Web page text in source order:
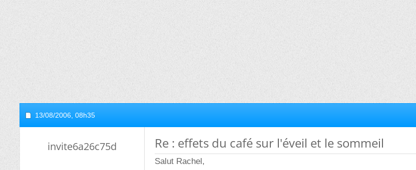
13/08/2006, 08h35
invite6a26c75d Re : effets du café sur l'éveil et le sommeil
Salut Rachel,